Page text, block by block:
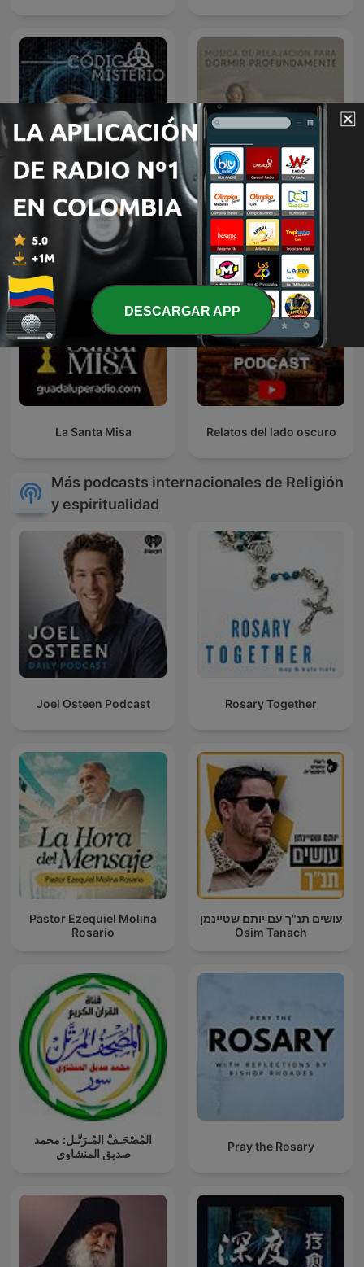
Código Misterio
Música de Relajación para
DORMIR
La Santa Misa Relatos del lado oscuro
Más podcasts internacionales de Religión
y espiritualidad
Joel Osteen Podcast Rosary Together
Pastor Ezequiel Molina
Rosario
עושים תנ"ך עם יותם שטיינמן
Osim Tanach
المُصْحَـفْ المُـرَتَّـل: محمد
صديق المنشاوي
Pray the Rosary
DESCARGAR APP